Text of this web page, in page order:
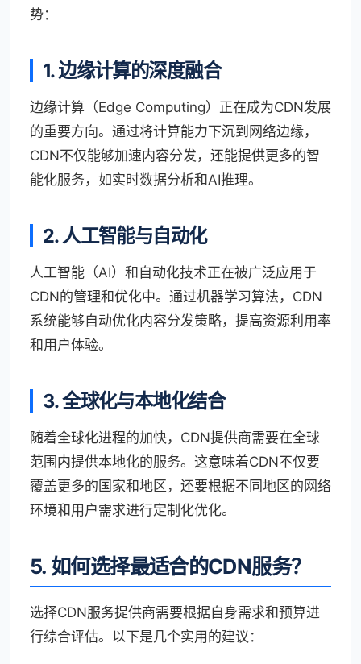
势：
1. 边缘计算的深度融合
边缘计算（Edge Computing）正在成为CDN发展
的重要方向。通过将计算能力下沉到网络边缘，
CDN不仅能够加速内容分发，还能提供更多的智
能化服务，如实时数据分析和AI推理。
2. 人工智能与自动化
人工智能（AI）和自动化技术正在被广泛应用于
CDN的管理和优化中。通过机器学习算法，CDN
系统能够自动优化内容分发策略，提高资源利用率
和用户体验。
3. 全球化与本地化结合
随着全球化进程的加快，CDN提供商需要在全球
范围内提供本地化的服务。这意味着CDN不仅要
覆盖更多的国家和地区，还要根据不同地区的网络
环境和用户需求进行定制化优化。
5. 如何选择最适合的CDN服务？
选择CDN服务提供商需要根据自身需求和预算进
行综合评估。以下是几个实用的建议：